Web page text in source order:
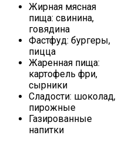
Жирная мясная
пища: свинина,
говядина
Фастфуд: бургеры,
пицца
Жаренная пища:
картофель фри,
сырники
Сладости: шоколад,
пирожные
Газированные
напитки